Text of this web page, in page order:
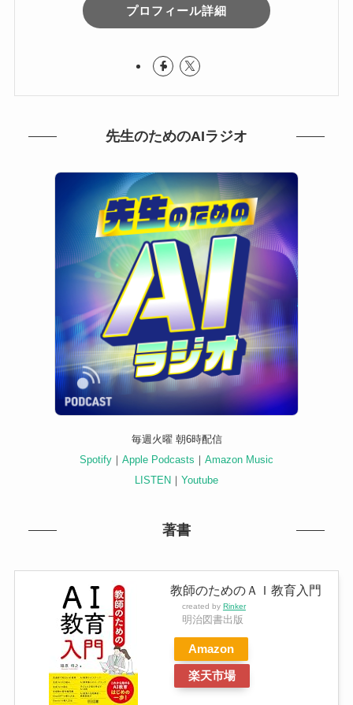
プロフィール詳細
先生のためのAIラジオ
毎週火曜 朝6時配信
Spotify ｜ Apple Podcasts ｜ Amazon Music
LISTEN ｜ Youtube
著書
教師のためのＡＩ教育入門
created by Rinker
明治図書出版
Amazon
楽天市場